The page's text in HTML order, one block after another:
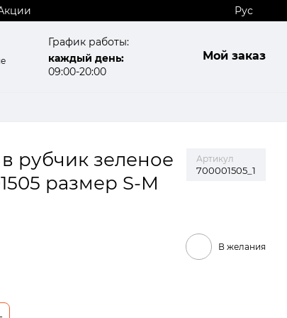
Рус
График работы:
каждый день:
09:00-20:00
Мой заказ
рубчик зеленое
размер S-M
Артикул
700001505_1
В желания